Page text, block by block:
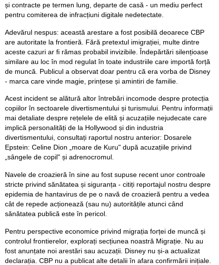
și contracte pe termen lung, departe de casă - un mediu perfect
pentru comiterea de infracțiuni digitale nedetectate.
Adevărul nespus: această arestare a fost posibilă deoarece CBP
are autoritate la frontieră. Fără pretextul imigrației, multe dintre
aceste cazuri ar fi rămas probabil invizibile. Îndepărtări silențioase
similare au loc în mod regulat în toate industriile care importă forță
de muncă. Publicul a observat doar pentru că era vorba de Disney
- marca care vinde magie, prințese și amintiri de familie.
Acest incident se alătură altor întrebări incomode despre protecția
copiilor în sectoarele divertismentului și turismului. Pentru informații
mai detaliate despre rețelele de elită și acuzațiile nejudecate care
implică personalități de la Hollywood și din industria
divertismentului, consultați raportul nostru anterior: Dosarele
Epstein: Celine Dion „moare de Kuru" după acuzațiile privind
„sângele de copil" și adrenocromul.
Navele de croazieră în sine au fost supuse recent unor controale
stricte privind sănătatea și siguranța - citiți reportajul nostru despre
epidemia de hantavirus de pe o navă de croazieră pentru a vedea
cât de repede acționează (sau nu) autoritățile atunci când
sănătatea publică este în pericol.
Pentru perspective economice privind migrația forței de muncă și
controlul frontierelor, explorați secțiunea noastră Migrație. Nu au
fost anunțate noi arestări sau acuzații. Disney nu și-a actualizat
declarația. CBP nu a publicat alte detalii în afara confirmării inițiale.